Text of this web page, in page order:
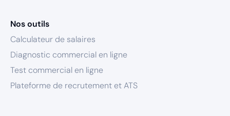
Nos outils
Calculateur de salaires
Diagnostic commercial en ligne
Test commercial en ligne
Plateforme de recrutement et ATS